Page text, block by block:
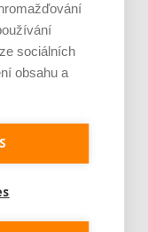
Potraviny,
ulevuj [...]
nebo
sociálních
obsahu a